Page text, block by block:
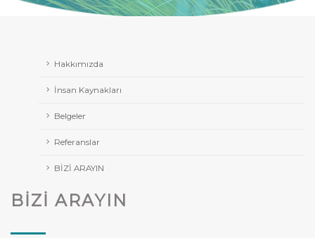
Hakkımızda
İnsan Kaynakları
Belgeler
Referanslar
BİZİ ARAYIN
BİZİ ARAYIN